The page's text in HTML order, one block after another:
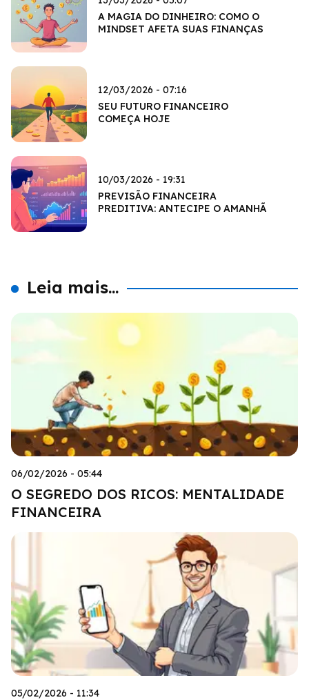
A MAGIA DO DINHEIRO: COMO O
MINDSET AFETA SUAS FINANÇAS
12/03/2026 - 07:16
SEU FUTURO FINANCEIRO
COMEÇA HOJE
10/03/2026 - 19:31
PREVISÃO FINANCEIRA
PREDITIVA: ANTECIPE O AMANHÃ
Leia mais...
06/02/2026 - 05:44
O SEGREDO DOS RICOS: MENTALIDADE
FINANCEIRA
05/02/2026 - 11:34